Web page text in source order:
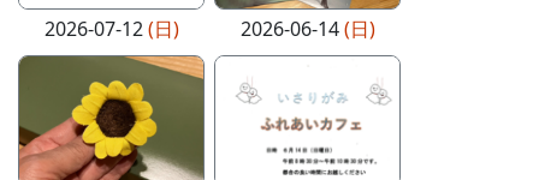
2026-07-12(日) 2026-06-14(日)